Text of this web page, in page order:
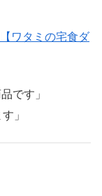
ワタミの宅食ダ
です」
」